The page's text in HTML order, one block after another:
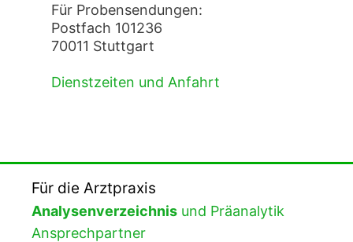
Für Probensendungen:
Postfach 101236
70011 Stuttgart
Dienstzeiten und Anfahrt
Für die Arztpraxis
Analysenverzeichnis und Präanalytik
Ansprechpartner